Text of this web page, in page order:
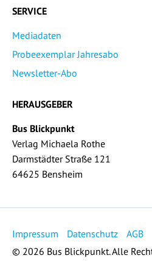
SERVICE
Mediadaten
Probeexemplar Jahresabo
Newsletter-Abo
HERAUSGEBER
Bus Blickpunkt
Verlag Michaela Rothe
Darmstädter Straße 121
64625 Bensheim
Impressum Datenschutz
AGB
© 2026 Bus Blickpunkt. Alle